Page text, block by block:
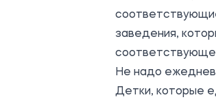
заведения,
Не надо
Детки, которые